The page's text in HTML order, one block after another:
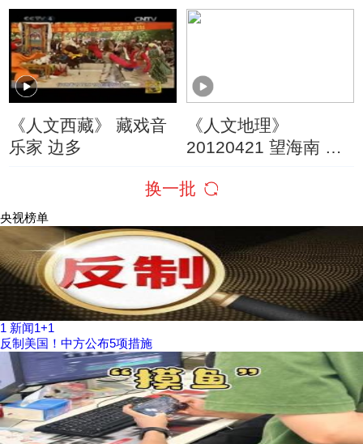
火》
《人文西藏》 藏戏音
乐家 边多
《人文地理》
20120421 望海南 第
换一批
央视榜单
1 新闻1+1
反制美国！中方公布5项措施